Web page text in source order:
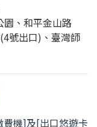
園、和平金山路
號出口)、臺灣師
機]及[出口悠遊卡